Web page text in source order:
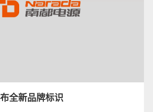
全新品牌标识